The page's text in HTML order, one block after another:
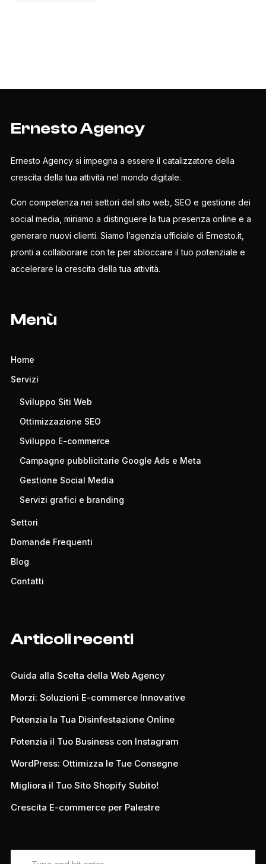
Ernesto Agency
Ernesto Agency si impegna a essere il catalizzatore della
crescita della tua attività nel mondo digitale.
Con competenza nei settori del sito web, SEO e gestione dei
social media, miriamo a distinguere la tua presenza online e a
generare nuovi clienti. Siamo l’agenzia ufficiale di Ernesto.it,
pronti a collaborare con te per sbloccare il tuo potenziale e
accelerare la crescita della tua attività.
Menù
Home
Servizi
Sviluppo Siti Web
Ottimizzazione SEO
Sviluppo E-commerce
Campagne pubblicitarie Google Ads e Meta
Gestione Social Media
Servizi grafici e branding
Settori
Domande Frequenti
Blog
Contatti
Articoli recenti
Guida alla Scelta della Web Agency
Morzi: Soluzioni E-commerce Innovative
Potenzia la Tua Disinfestazione Online
Potenzia il Tuo Business con Instagram
WordPress: Ottimizza le Tue Consegne
Migliora il Tuo Sito Shopify Subito!
Crescita E-commerce per Palestre